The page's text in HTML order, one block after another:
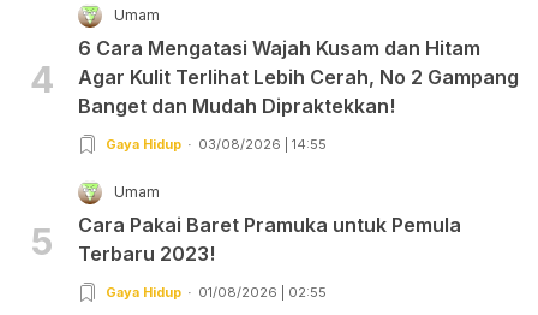
4
Umam
6 Cara Mengatasi Wajah Kusam dan Hitam
Agar Kulit Terlihat Lebih Cerah, No 2 Gampang
Banget dan Mudah Dipraktekkan!
Gaya Hidup 03/08/2026 | 14:55
5
Umam
Cara Pakai Baret Pramuka untuk Pemula
Terbaru 2023!
Gaya Hidup 01/08/2026 | 02:55